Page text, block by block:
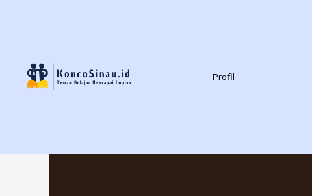
Profil